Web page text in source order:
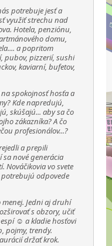
potrebuje jesť a
využiť strechu nad
Hotela, penziónu,
domu,
a popritom
pubov, pizzerií, sushi
kaviarní, bufetov,
spokojnosť hosťa a
Kde napredujú,
skúšajú... aby sa čo
zákazníka? A čo
profesionálov...?
a prepili
nové generácia
Nováčikovia vo svete
odpovede
Jedni aj druhí
s obzory, učiť
☺ a kladie hosťovi
pojmy, trendy.
držať krok.